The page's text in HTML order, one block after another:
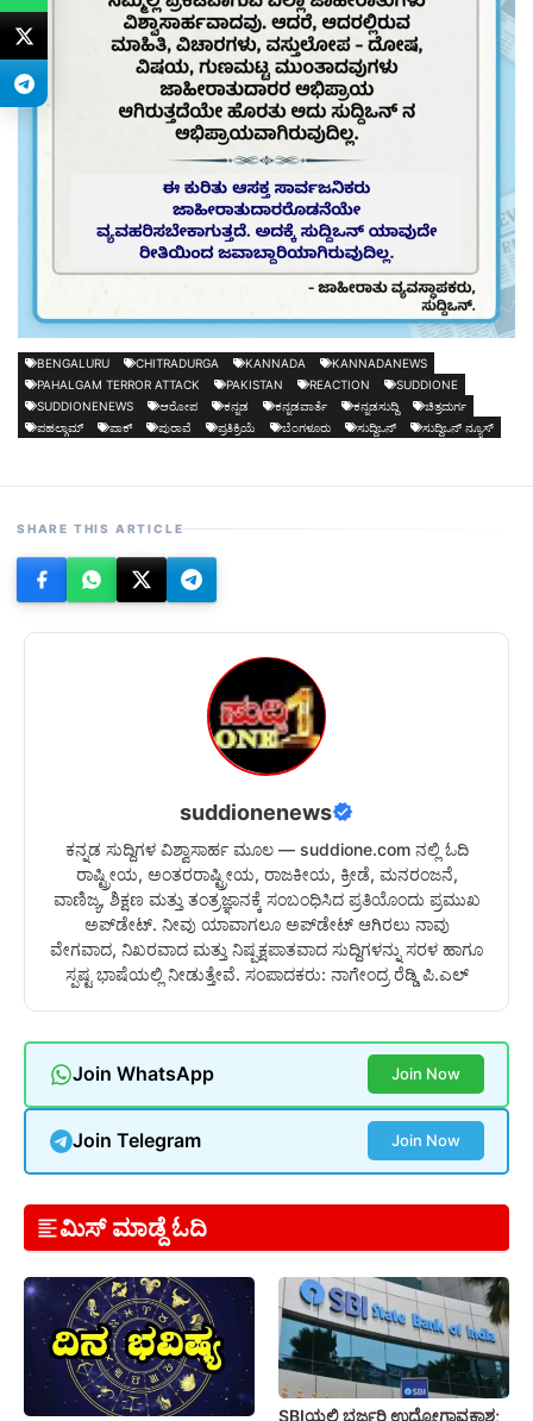
BENGALURU CHITRADURGA KANNADA
KANNADANEWS
PAHALGAM TERROR ATTACK
PAKISTAN REACTION
SUDDIONE
SUDDIONENEWS
ಆರೋಪ ಕನ್ನಡ ಕನ್ನಡವಾರ್ತೆ ಕನ್ನಡಸುದ್ದಿ
ಚಿತ್ರದುರ್ಗ
ಪಹಲ್ಗಾಮ್
ಪಾಕ್ ಪುರಾವೆ ಪ್ರತಿಕ್ರಿಯೆ ಬೆಂಗಳೂರು ಸುದ್ದಿಒನ್ ಸುದ್ದಿಒನ್ ನ್ಯೂಸ್
SHARE THIS ARTICLE
suddionenews
ಕನ್ನಡ ಸುದ್ದಿಗಳ ವಿಶ್ವಾಸಾರ್ಹ ಮೂಲ — suddione.com ನಲ್ಲಿ ಓದಿ
ರಾಷ್ಟ್ರೀಯ, ಅಂತರರಾಷ್ಟ್ರೀಯ, ರಾಜಕೀಯ, ಕ್ರೀಡೆ, ಮನರಂಜನೆ,
ವಾಣಿಜ್ಯ, ಶಿಕ್ಷಣ ಮತ್ತು ತಂತ್ರಜ್ಞಾನಕ್ಕೆ ಸಂಬಂಧಿಸಿದ ಪ್ರತಿಯೊಂದು ಪ್ರಮುಖ
ಅಪ್‌ಡೇಟ್. ನೀವು ಯಾವಾಗಲೂ ಅಪ್‌ಡೇಟ್ ಆಗಿರಲು ನಾವು
ವೇಗವಾದ, ನಿಖರವಾದ ಮತ್ತು ನಿಷ್ಪಕ್ಷಪಾತವಾದ ಸುದ್ದಿಗಳನ್ನು ಸರಳ ಹಾಗೂ
ಸ್ಪಷ್ಟ ಭಾಷೆಯಲ್ಲಿ ನೀಡುತ್ತೇವೆ. ಸಂಪಾದಕರು: ನಾಗೇಂದ್ರ ರೆಡ್ಡಿ ಪಿ.ಎಲ್
Join WhatsApp Join Now
Join Telegram Join Now
ಮಿಸ್ ಮಾಡ್ದೆ ಓದಿ
SBIಯಲ್ಲಿ ಭರ್ಜರಿ ಉದ್ಯೋಗಾವಕಾಶ;